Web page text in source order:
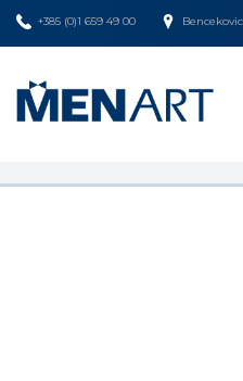
+385 (0)1 659 49 00